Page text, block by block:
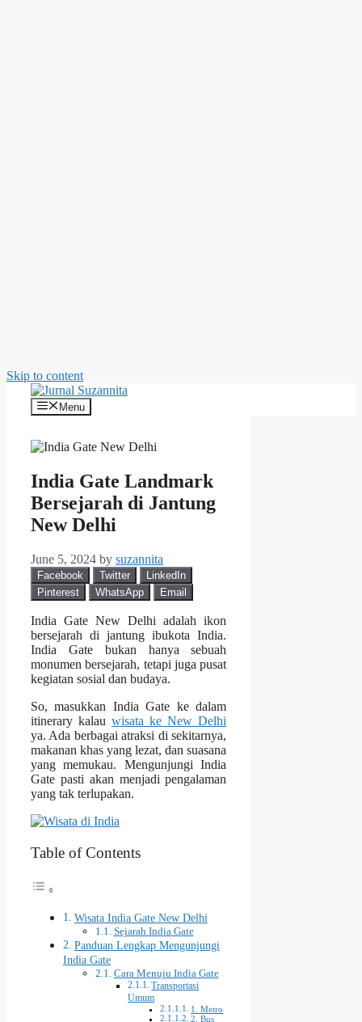
Skip to content
Menu
India Gate Landmark
Bersejarah di Jantung
New Delhi
June 5, 2024 by suzannita
Facebook Twitter
LinkedIn
Pinterest
WhatsApp Email
India Gate New Delhi adalah ikon
bersejarah di jantung ibukota India.
India Gate bukan hanya sebuah
monumen bersejarah, tetapi juga pusat
kegiatan sosial dan budaya.
So, masukkan India Gate ke dalam
itinerary kalauwisata ke New Delhi
ya. Ada berbagai atraksi di sekitarnya,
makanan khas yang lezat, dan suasana
yang memukau. Mengunjungi India
Gate pasti akan menjadi pengalaman
yang tak terlupakan.
Table of Contents
Wisata India Gate New Delhi
Sejarah India Gate
Panduan Lengkap Mengunjungi
India Gate
Cara Menuju India Gate
Transportasi
Umum
1. Metro
2. Bus